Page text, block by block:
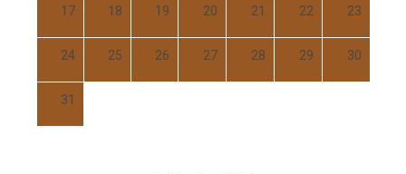
17 18 19 20 21 22 23
24 25 26 27 28 29 30
31